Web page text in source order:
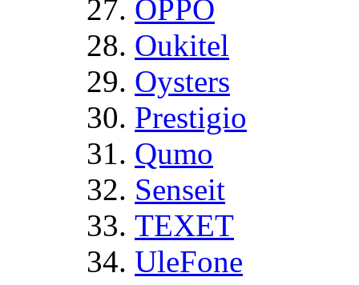
OPPO
Oukitel
Oysters
Prestigio
Qumo
Senseit
TEXET
UleFone